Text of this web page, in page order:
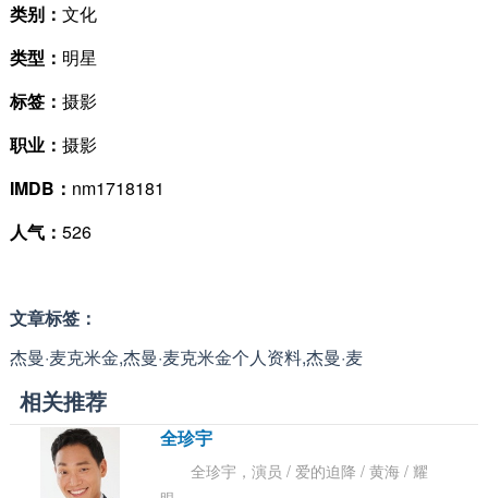
类别： 文化
类型： 明星
标签： 摄影
职业： 摄影
IMDB： nm1718181
人气： 526
文章标签：
杰曼·麦克米金,杰曼·麦克米金个人资料,杰曼·麦
相关推荐
全珍宇
全珍宇，演员 / 爱的迫降 / 黄海 / 耀